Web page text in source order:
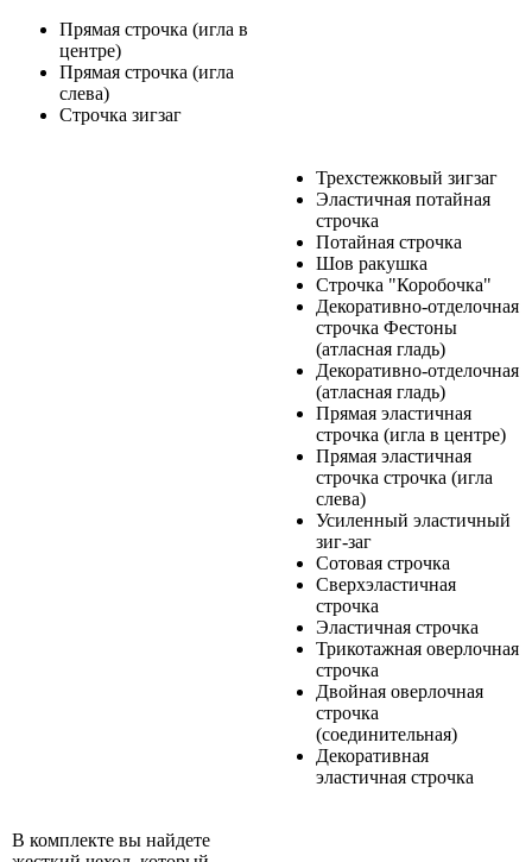
Прямая строчка (игла в
центре)
Прямая строчка (игла
слева)
Строчка зигзаг
Трехстежковый зигзаг
Эластичная потайная
строчка
Потайная строчка
Шов ракушка
Строчка "Коробочка"
Декоративно-отделочная
строчка Фестоны
(атласная гладь)
Декоративно-отделочная
(атласная гладь)
Прямая эластичная
строчка (игла в центре)
Прямая эластичная
строчка строчка (игла
слева)
Усиленный эластичный
зиг-заг
Сотовая строчка
Сверхэластичная
строчка
Эластичная строчка
Трикотажная оверлочная
строчка
Двойная оверлочная
строчка
(соединительная)
Декоративная
эластичная строчка
В комплекте вы найдете